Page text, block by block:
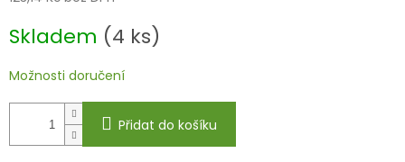
cena:
Skladem (4 ks)
Možnosti doručení
Přidat do košíku